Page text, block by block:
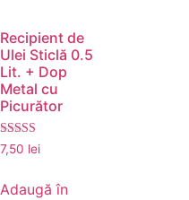
Recipient de
Ulei Sticlă 0.5
Lit. + Dop
Metal cu
Picurător
Evaluat la
5.00
7,50 lei
Adaugă în